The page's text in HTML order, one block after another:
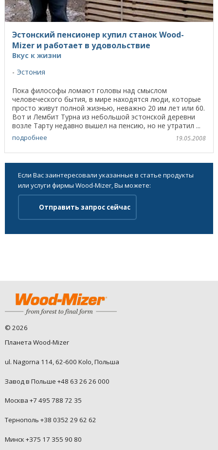
Эстонский пенсионер купил станок Wood-
Mizer и работает в удовольствие
Вкус к жизни
Эстония
Пока философы ломают головы над смыслом
человеческого бытия, в мире находятся люди, которые
просто живут полной жизнью, неважно 20 им лет или 60.
Вот и Лембит Турна из небольшой эстонской деревни
возле Тарту недавно вышел на пенсию, но не утратил ...
подробнее 19.05.2008
Если Вас заинтересовали указанные в статье продукты
или услуги фирмы Wood-Mizer, Вы можете:
Отправить запрос сейчас
© 2026
Планета Wood-Mizer
ul. Nagorna 114, 62-600 Kolo, Польша
Завод в Польше +48 63 26 26 000
Москва +7 495 788 72 35
Тернополь +38 0352 29 62 62
Минск +375 17 355 90 80